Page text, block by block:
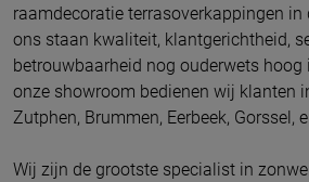
raamdecoratie terrasoverkappingen in
ons staan kwaliteit, klantgerichtheid,
betrouwbaarheid nog ouderwets hoog
onze showroom bedienen wij klanten
Zutphen, Brummen, Eerbeek, Gorssel,
Wij zijn de grootste specialist in